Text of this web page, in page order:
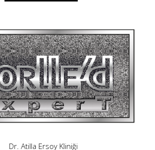
Dr. Atilla Ersoy Kliniği